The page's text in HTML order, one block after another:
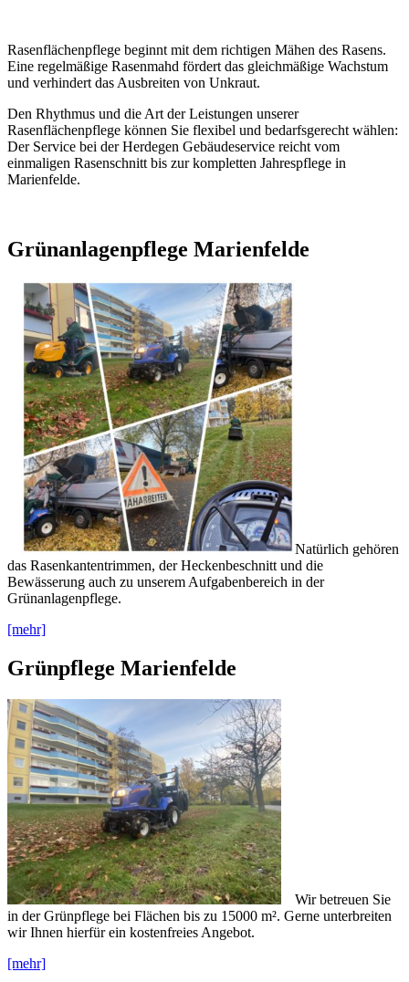
Rasenflächenpflege beginnt mit dem richtigen Mähen des Rasens.
Eine regelmäßige Rasenmahd fördert das gleichmäßige Wachstum
und verhindert das Ausbreiten von Unkraut.
Den Rhythmus und die Art der Leistungen unserer
Rasenflächenpflege können Sie flexibel und bedarfsgerecht wählen:
Der Service bei der Herdegen Gebäudeservice reicht vom
einmaligen Rasenschnitt bis zur kompletten Jahrespflege in
Marienfelde.
Grünanlagenpflege Marienfelde
Natürlich gehören
das Rasenkantentrimmen, der Heckenbeschnitt und die
Bewässerung auch zu unserem Aufgabenbereich in der
Grünanlagenpflege.
[mehr]
Grünpflege Marienfelde
Wir betreuen Sie
in der Grünpflege bei Flächen bis zu 15000 m². Gerne unterbreiten
wir Ihnen hierfür ein kostenfreies Angebot.
[mehr]